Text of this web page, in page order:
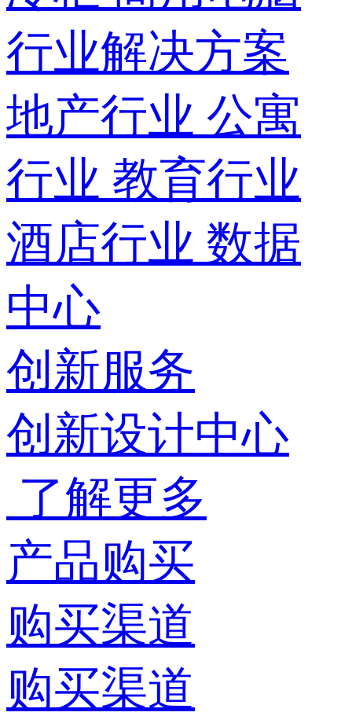
行业解决方案
地产行业 公寓
行业 教育行业
酒店行业 数据
中心
创新服务
创新设计中心
了解更多
产品购买
购买渠道
购买渠道